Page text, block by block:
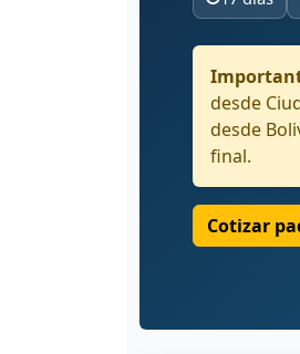
desde
desde
final.
Cotizar